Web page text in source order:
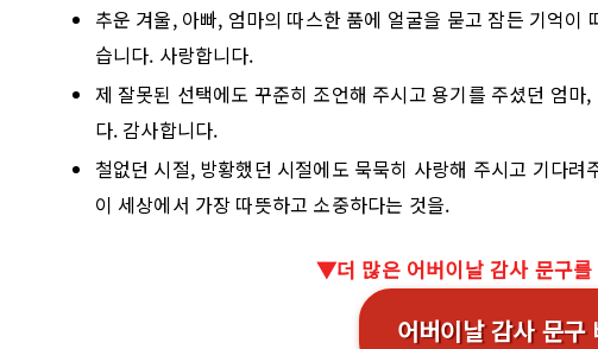
추운 겨울, 아빠, 엄마의 따스한 품에 얼굴을 묻고 잠든 기억
습니다. 사랑합니다.
제 잘못된 선택에도 꾸준히 조언해 주시고 용기를 주셨던 엄
다. 감사합니다.
철없던 시절, 방황했던 시절에도 묵묵히 사랑해 주시고 기다
이 세상에서 가장 따뜻하고 소중하다는 것을.
▼더 많은 어버이날 감사 문구를
어버이날 감사 문구